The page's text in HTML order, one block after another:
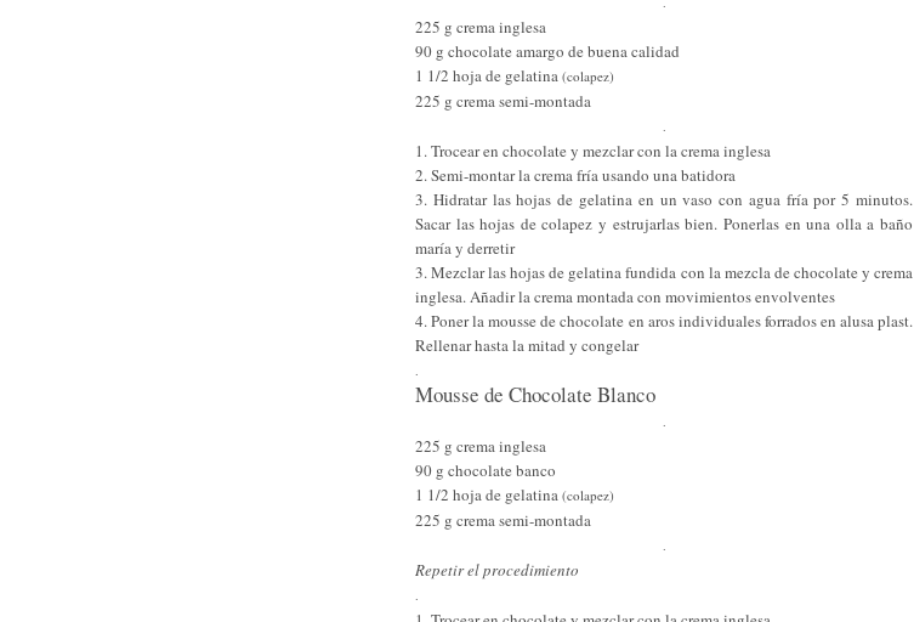
225 g crema inglesa
90 g chocolate amargo de buena calidad
1 1/2 hoja de gelatina (colapez)
225 g crema semi-montada
1. Trocear en chocolate y mezclar con la crema inglesa
2. Semi-montar la crema fría usando una batidora
3. Hidratar las hojas de gelatina en un vaso con agua fría por 5 minutos.
Sacar las hojas de colapez y estrujarlas bien. Ponerlas en una olla a baño
maría y derretir
3. Mezclar las hojas de gelatina fundida con la mezcla de chocolate y crema
inglesa. Añadir la crema montada con movimientos envolventes
4. Poner la mousse de chocolate en aros individuales forrados en alusa plast.
Rellenar hasta la mitad y congelar
Mousse de Chocolate Blanco
225 g crema inglesa
90 g chocolate banco
1 1/2 hoja de gelatina (colapez)
225 g crema semi-montada
Repetir el procedimiento